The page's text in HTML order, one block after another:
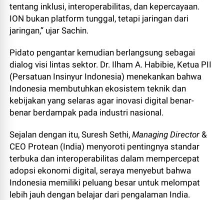
tentang inklusi, interoperabilitas, dan kepercayaan.
ION bukan platform tunggal, tetapi jaringan dari
jaringan,” ujar Sachin.
Pidato pengantar kemudian berlangsung sebagai
dialog visi lintas sektor. Dr. Ilham A. Habibie, Ketua PII
(Persatuan Insinyur Indonesia) menekankan bahwa
Indonesia membutuhkan ekosistem teknik dan
kebijakan yang selaras agar inovasi digital benar-
benar berdampak pada industri nasional.
Sejalan dengan itu, Suresh Sethi,Managing Director&
CEO Protean (India) menyoroti pentingnya standar
terbuka dan interoperabilitas dalam mempercepat
adopsi ekonomi digital, seraya menyebut bahwa
Indonesia memiliki peluang besar untuk melompat
lebih jauh dengan belajar dari pengalaman India.